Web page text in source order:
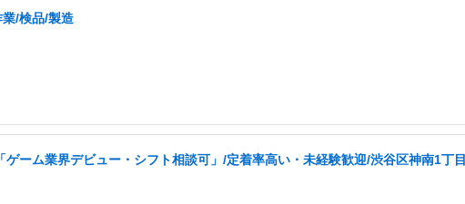
/検品/製造
ーム業界デビュー・シフト相談可」/定着率高い・未経験歓迎/渋谷区神南1丁目